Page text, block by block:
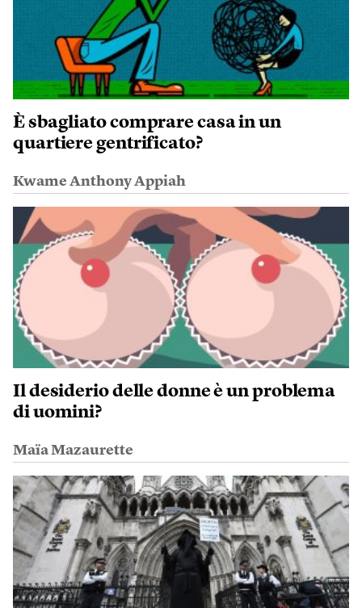
È sbagliato comprare casa in un
quartiere gentrificato?
Kwame Anthony Appiah
Il desiderio delle donne è un problema
di uomini?
Maïa Mazaurette